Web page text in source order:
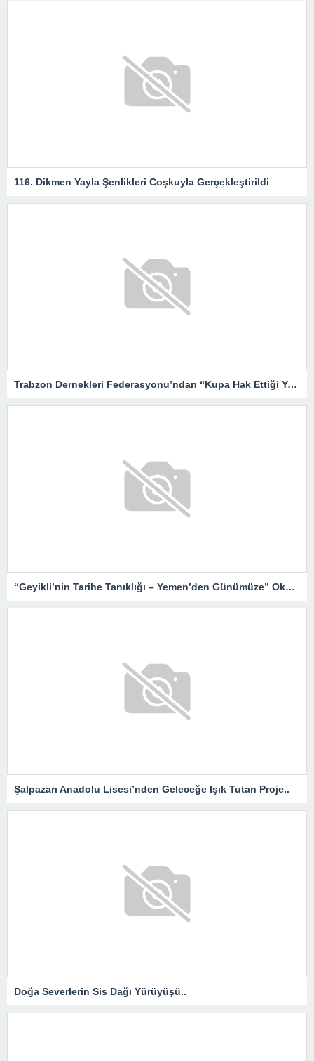
116. Dikmen Yayla Şenlikleri Coşkuyla Gerçekleştirildi
Trabzon Dernekleri Federasyonu’ndan “Kupa Hak Ettiği Yere Verilsin”
“Geyikli’nin Tarihe Tanıklığı – Yemen’den Günümüze” Okurlarıyla Buluşuyor…
Şalpazarı Anadolu Lisesi’nden Geleceğe Işık Tutan Proje..
Doğa Severlerin Sis Dağı Yürüyüşü..